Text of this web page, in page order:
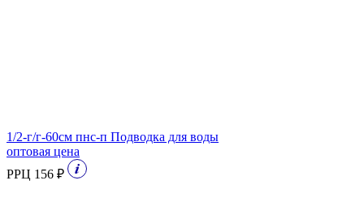
1/2-г/г-60см пнс-п Подводка для воды
оптовая цена
РРЦ 156 ₽